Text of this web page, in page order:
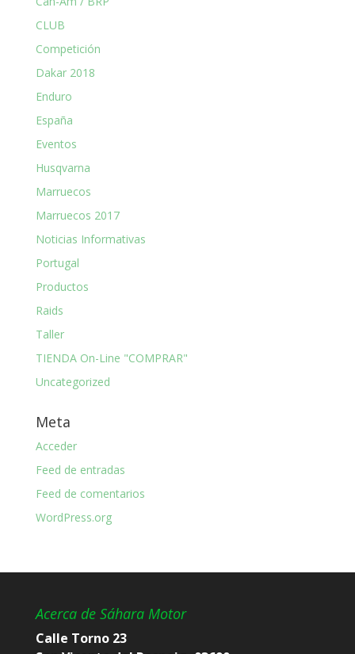
CLUB
Competición
Dakar 2018
Enduro
España
Eventos
Husqvarna
Marruecos
Marruecos 2017
Noticias Informativas
Portugal
Productos
Raids
Taller
TIENDA On-Line "COMPRAR"
Uncategorized
Meta
Acceder
Feed de entradas
Feed de comentarios
WordPress.org
Acerca de Sáhara Motor
Calle Torno 23